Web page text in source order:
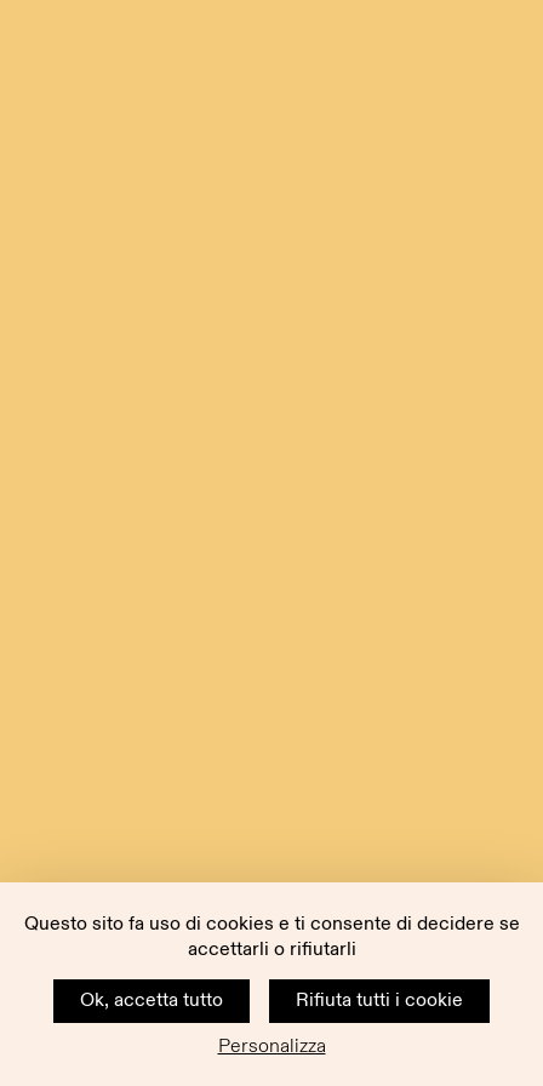
Questo sito fa uso di cookies e ti consente di decidere se
accettarli o rifiutarli
Ok, accetta tutto
Rifiuta tutti i cookie
Personalizza